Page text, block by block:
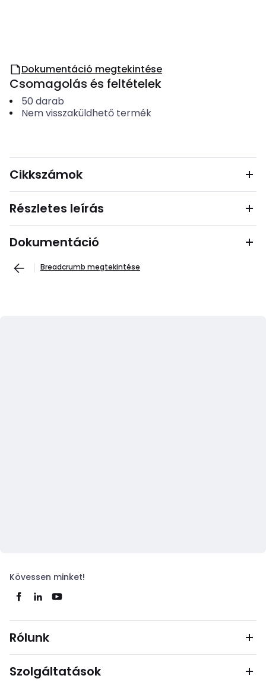
Dokumentáció megtekintése
Csomagolás és feltételek
50 darab
Nem visszaküldhető termék
Cikkszámok
Részletes leírás
Dokumentáció
Breadcrumb megtekintése
Kövessen minket!
Rólunk
Szolgáltatások